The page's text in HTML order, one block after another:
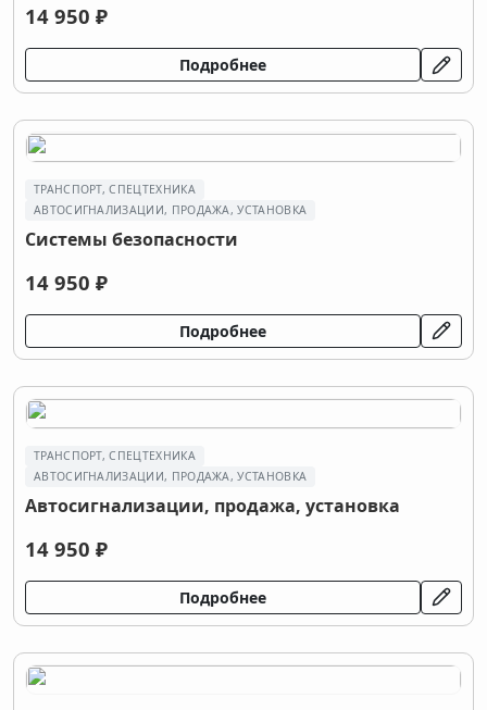
14 950 ₽
Подробнее
ТРАНСПОРТ, СПЕЦТЕХНИКА
АВТОСИГНАЛИЗАЦИИ, ПРОДАЖА, УСТАНОВКА
Системы безопасности
14 950 ₽
Подробнее
ТРАНСПОРТ, СПЕЦТЕХНИКА
АВТОСИГНАЛИЗАЦИИ, ПРОДАЖА, УСТАНОВКА
Автосигнализации, продажа, установка
14 950 ₽
Подробнее